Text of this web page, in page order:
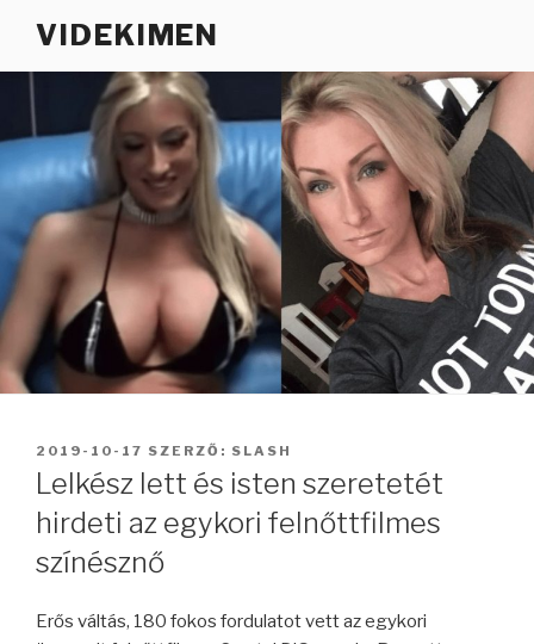
VIDEKIMEN
BEKÜLDVE:
2019-10-17 SZERZŐ: SLASH
Lelkész lett és isten szeretetét
hirdeti az egykori felnőttfilmes
színésznő
Erős váltás, 180 fokos fordulatot vett az egykori